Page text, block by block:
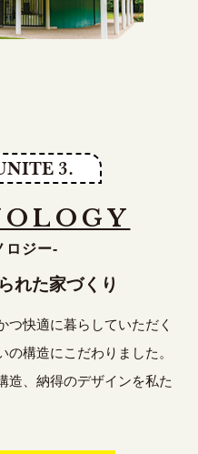
3.
ロジー-
れた家づくり
つ快適に暮らしていただく
構造にこだわりました。
造、納得のデザインを私た